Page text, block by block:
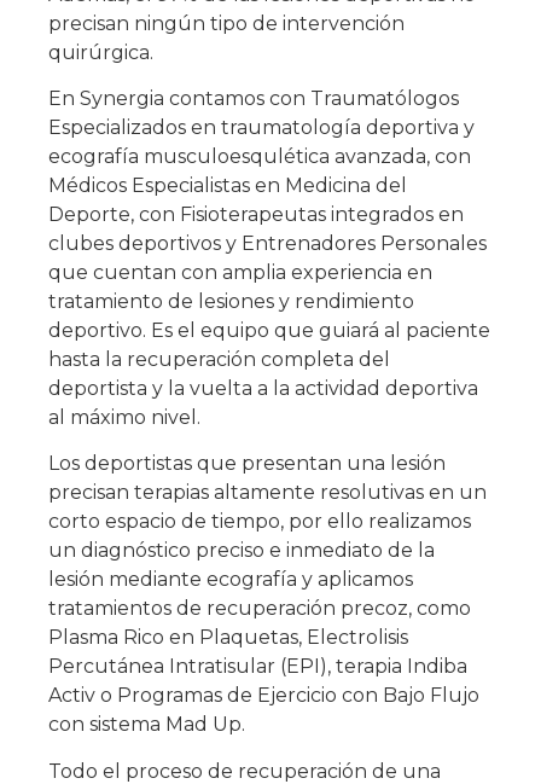
precisan ningún tipo de intervención
quirúrgica.
En Synergia contamos con Traumatólogos
Especializados en traumatología deportiva y
ecografía musculoesqulética avanzada, con
Médicos Especialistas en Medicina del
Deporte, con Fisioterapeutas integrados en
clubes deportivos y Entrenadores Personales
que cuentan con amplia experiencia en
tratamiento de lesiones y rendimiento
deportivo. Es el equipo que guiará al paciente
hasta la recuperación completa del
deportista y la vuelta a la actividad deportiva
al máximo nivel.
Los deportistas que presentan una lesión
precisan terapias altamente resolutivas en un
corto espacio de tiempo, por ello realizamos
un diagnóstico preciso e inmediato de la
lesión mediante ecografía y aplicamos
tratamientos de recuperación precoz, como
Plasma Rico en Plaquetas, Electrolisis
Percutánea Intratisular (EPI), terapia Indiba
Activ o Programas de Ejercicio con Bajo Flujo
con sistema Mad Up.
Todo el proceso de recuperación de una